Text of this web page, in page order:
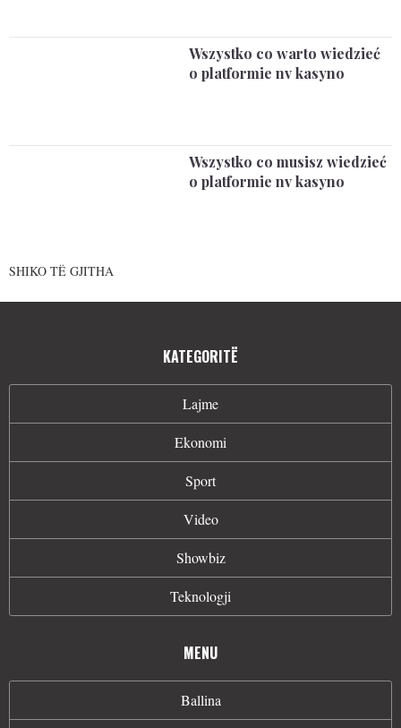
Wszystko co warto wiedzieć
o platformie nv kasyno
Wszystko co musisz wiedzieć
o platformie nv kasyno
SHIKO TË GJITHA
KATEGORITË
Lajme
Ekonomi
Sport
Video
Showbiz
Teknologji
MENU
Ballina